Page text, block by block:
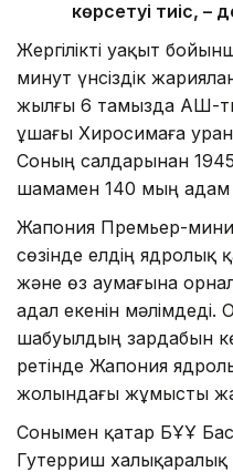
көрсетуі тиіс, –
Жергілікті уақыт
минут үнсіздік
жылғы 6 тамызда АҚШ-
ұшағы Хиросимаға
Соның салдарынан
шамамен 140 мың адам
Жапония Премьер-
сөзінде елдің ядролық
және өз аумағына
адал екенін
шабуылдың зардабын
ретінде Жапония
жолындағы жұмысты
Сонымен қатар БҰҰ
Гутерриш халықаралық